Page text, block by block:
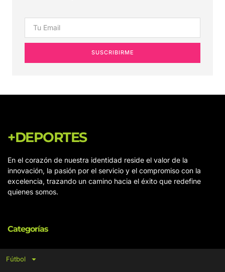
SUSCRIBIRME
+DEPORTES
En el corazón de nuestra identidad reside el valor de la
innovación, la pasión por el servicio y el compromiso con la
excelencia, trazando un camino hacia el éxito que redefine
quienes somos.
Categorías
Fútbol